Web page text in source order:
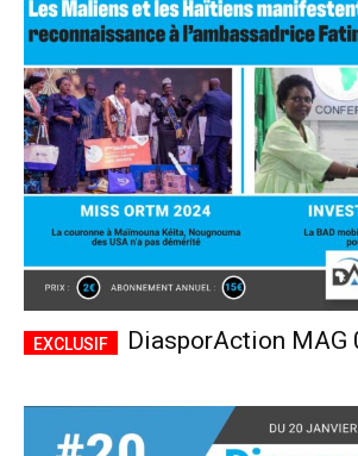
DiasporAction MAG